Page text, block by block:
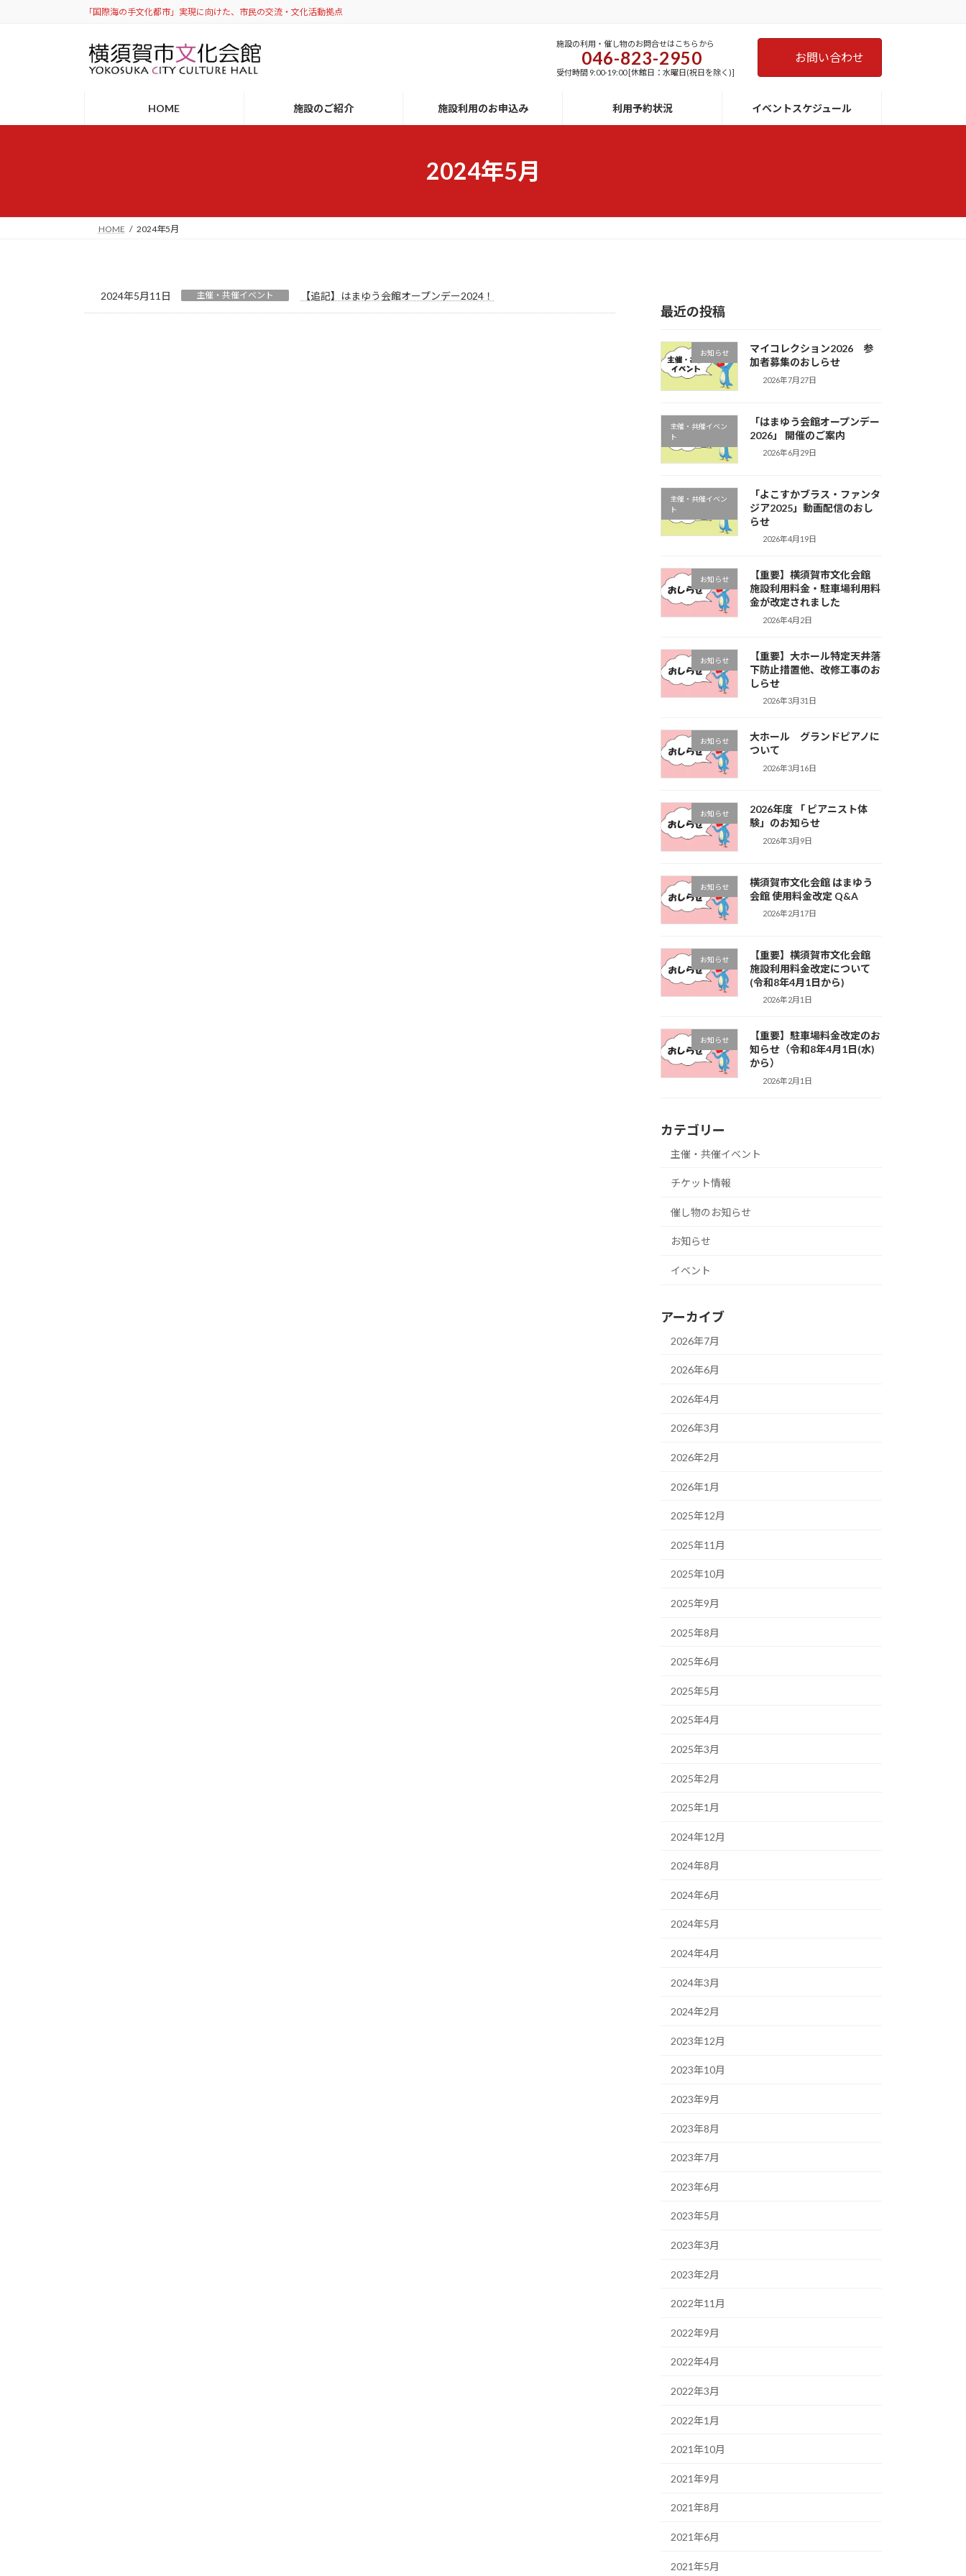
キ
に
「国際海の手文化都市」実現に向けた、市民の交流・文化活動拠点
施設の利用・催し物のお問合せはこちらから
046-823-2950
受付時間 9:00-19:00 [休館日：水曜日(祝日を除く)]
お問い合わせ
HOME 施設のご紹介 施設利用のお申込み 利用予約状況 イベントスケジュール
2024年5月
HOME 2024年5月
2024年5月11日 主催・共催イベント 【追記】はまゆう会館オープンデー2024！
最近の投稿
お知らせ
マイコレクション2026 参
加者募集のおしらせ
2026年7月27日
主催・共催イベン
ト
「はまゆう会館オープンデー
2026」 開催のご案内
2026年6月29日
主催・共催イベン
ト
「よこすかブラス・ファンタ
ジア2025」動画配信のおし
らせ
2026年4月19日
お知らせ
【重要】横須賀市文化会館
施設利用料金・駐車場利用料
金が改定されました
2026年4月2日
お知らせ
【重要】大ホール特定天井落
下防止措置他、改修工事のお
しらせ
2026年3月31日
お知らせ
大ホール グランドピアノに
ついて
2026年3月16日
お知らせ
2026年度 「 ピアニスト体
験」のお知らせ
2026年3月9日
お知らせ
横須賀市文化会館 はまゆう
会館 使用料金改定 Q&A
2026年2月17日
お知らせ
【重要】横須賀市文化会館
施設利用料金改定について
(令和8年4月1日から)
2026年2月1日
お知らせ
【重要】駐車場料金改定のお
知らせ（令和8年4月1日(水)
から）
2026年2月1日
カテゴリー
主催・共催イベント
チケット情報
催し物のお知らせ
お知らせ
イベント
アーカイブ
2026年7月
2026年6月
2026年4月
2026年3月
2026年2月
2026年1月
2025年12月
2025年11月
2025年10月
2025年9月
2025年8月
2025年6月
2025年5月
2025年4月
2025年3月
2025年2月
2025年1月
2024年12月
2024年8月
2024年6月
2024年5月
2024年4月
2024年3月
2024年2月
2023年12月
2023年10月
2023年9月
2023年8月
2023年7月
2023年6月
2023年5月
2023年3月
2023年2月
2022年11月
2022年9月
2022年4月
2022年3月
2022年1月
2021年10月
2021年9月
2021年8月
2021年6月
2021年5月